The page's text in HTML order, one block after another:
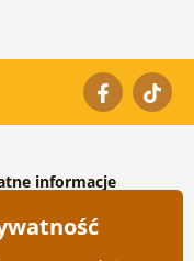
informacje
pytania